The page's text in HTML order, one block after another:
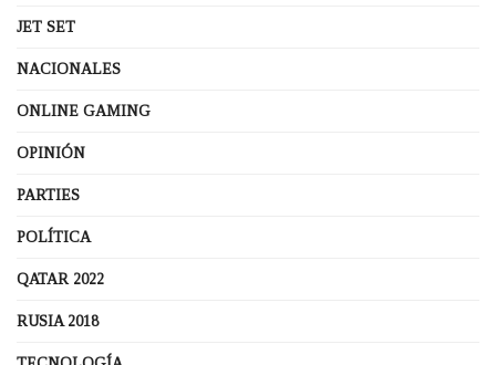
JET SET
NACIONALES
ONLINE GAMING
OPINIÓN
PARTIES
POLÍTICA
QATAR 2022
RUSIA 2018